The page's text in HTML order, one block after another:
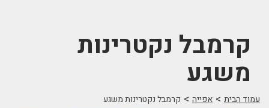
קרמבל נקטרינות
משגע
עמוד הבית > אפייה > קרמבל נקטרינות משגע